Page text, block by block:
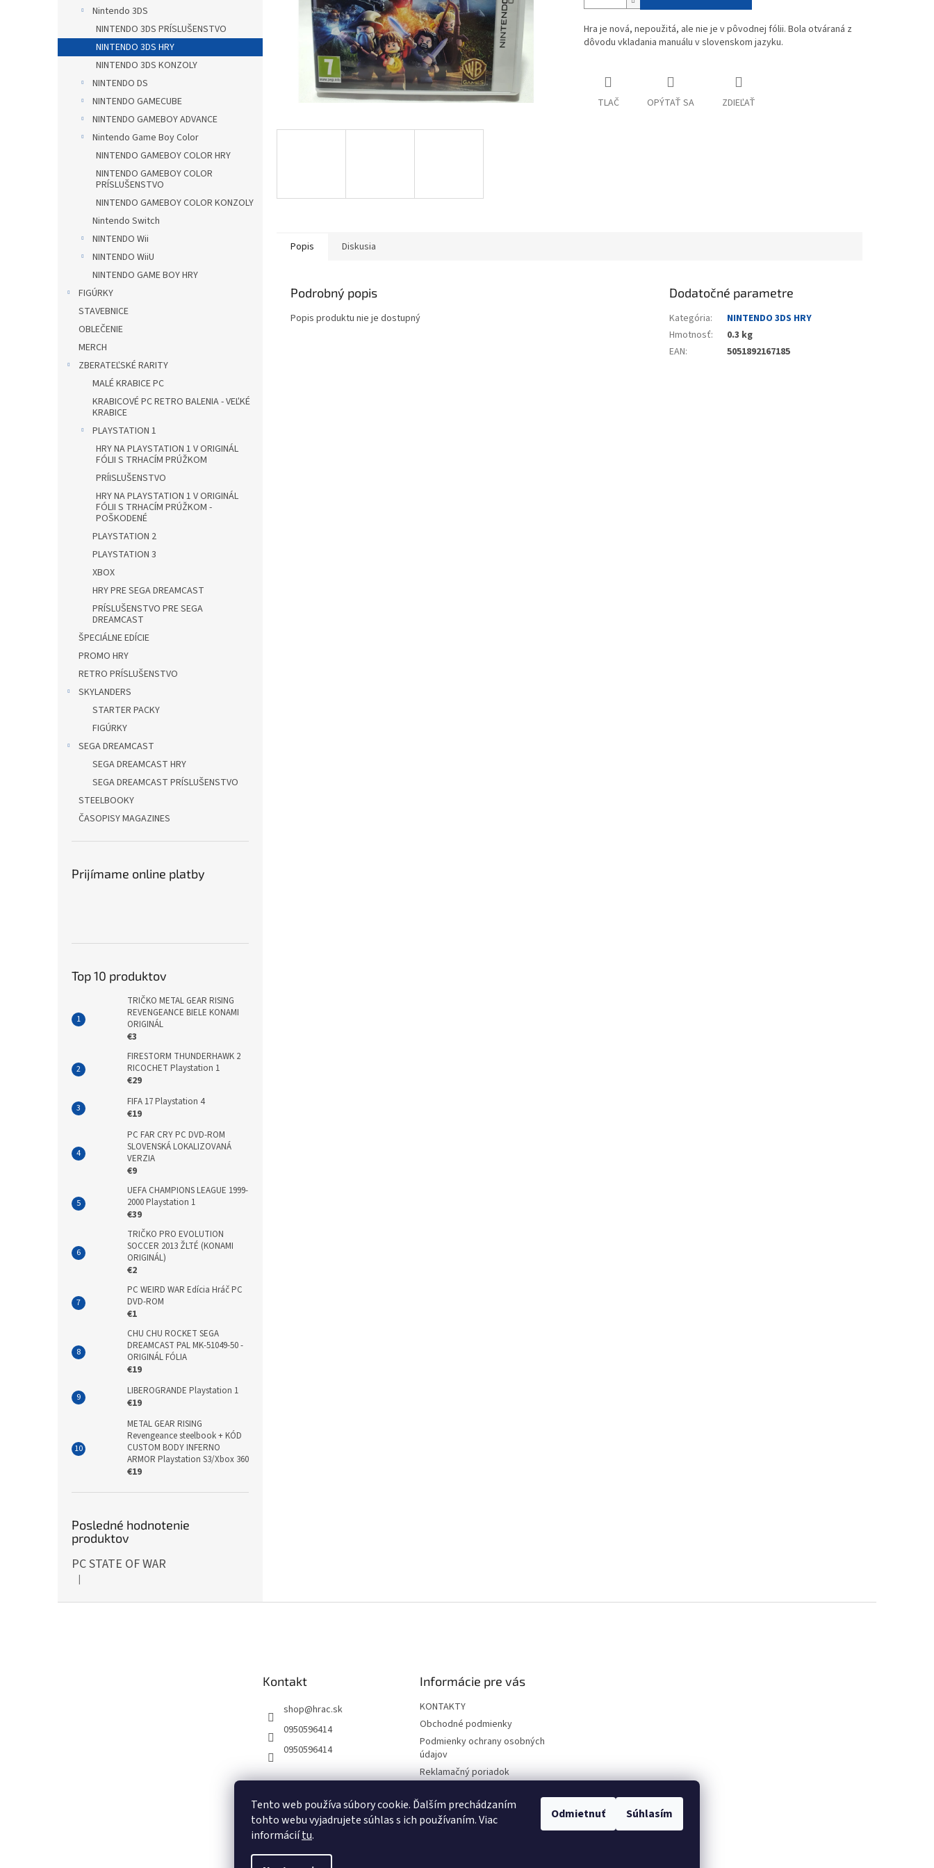
Tento web používa súbory cookie. Ďalším prechádzaním
tohto webu vyjadrujete súhlas s ich používaním. Viac
informáciítu.
Odmietnuť Súhlasím
Nintendo 3DS
NINTENDO 3DS PRÍSLUŠENSTVO
NINTENDO 3DS HRY
NINTENDO 3DS KONZOLY
NINTENDO DS
NINTENDO GAMECUBE
NINTENDO GAMEBOY ADVANCE
Nintendo Game Boy Color
NINTENDO GAMEBOY COLOR HRY
NINTENDO GAMEBOY COLOR
PRÍSLUŠENSTVO
NINTENDO GAMEBOY COLOR KONZOLY
Nintendo Switch
NINTENDO Wii
NINTENDO WiiU
NINTENDO GAME BOY HRY
FIGÚRKY
STAVEBNICE
OBLEČENIE
MERCH
ZBERATEĽSKÉ RARITY
MALÉ KRABICE PC
KRABICOVÉ PC RETRO BALENIA - VEĽKÉ
KRABICE
PLAYSTATION 1
HRY NA PLAYSTATION 1 V ORIGINÁL
FÓLII S TRHACÍM PRÚŽKOM
PRÍISLUŠENSTVO
HRY NA PLAYSTATION 1 V ORIGINÁL
FÓLII S TRHACÍM PRÚŽKOM -
POŠKODENÉ
PLAYSTATION 2
PLAYSTATION 3
XBOX
HRY PRE SEGA DREAMCAST
PRÍSLUŠENSTVO PRE SEGA
DREAMCAST
ŠPECIÁLNE EDÍCIE
PROMO HRY
RETRO PRÍSLUŠENSTVO
SKYLANDERS
STARTER PACKY
FIGÚRKY
SEGA DREAMCAST
SEGA DREAMCAST HRY
SEGA DREAMCAST PRÍSLUŠENSTVO
STEELBOOKY
ČASOPISY MAGAZINES
Prijímame online platby
Top 10 produktov
TRIČKO METAL GEAR RISING
REVENGEANCE BIELE KONAMI
ORIGINÁL
€3
FIRESTORM THUNDERHAWK 2
RICOCHET Playstation 1
€29
FIFA 17 Playstation 4
€19
PC FAR CRY PC DVD-ROM
SLOVENSKÁ LOKALIZOVANÁ
VERZIA
€9
UEFA CHAMPIONS LEAGUE 1999-
2000 Playstation 1
€39
TRIČKO PRO EVOLUTION
SOCCER 2013 ŽLTÉ (KONAMI
ORIGINÁL)
€2
PC WEIRD WAR Edícia Hráč PC
DVD-ROM
€1
CHU CHU ROCKET SEGA
DREAMCAST PAL MK-51049-50 -
ORIGINÁL FÓLIA
€19
LIBEROGRANDE Playstation 1
€19
METAL GEAR RISING
Revengeance steelbook + KÓD
CUSTOM BODY INFERNO
ARMOR Playstation S3/Xbox 360
€19
Posledné hodnotenie
produktov
PC STATE OF WAR
Hodnotenie produktu je 5 z 5 hviezdičiek.
|
Hra je nová, nepoužitá, ale nie je v pôvodnej fólii. Bola otváraná z
dôvodu vkladania manuálu v slovenskom jazyku.
TLAČ OPÝTAŤ SA ZDIEĽAŤ
Popis Diskusia
Podrobný popis
Popis produktu nie je dostupný
Dodatočné parametre
Kategória:
NINTENDO 3DS HRY
Hmotnosť:
0.3 kg
EAN: 5051892167185
Kontakt
shop@hrac.sk
0950596414
0950596414
Informácie pre vás
KONTAKTY
Obchodné podmienky
Podmienky ochrany osobných
údajov
Reklamačný poriadok
zmluvy
Reklamačný formulár